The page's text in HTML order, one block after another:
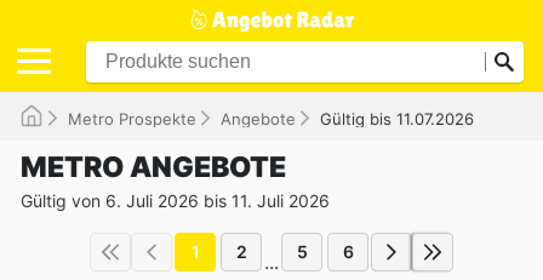
Metro Prospekte Angebote Gültig bis 11.07.2026
METRO ANGEBOTE
Gültig von 6. Juli 2026 bis 11. Juli 2026
1 2 ... 5 6